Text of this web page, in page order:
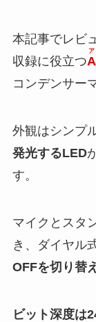
本記事でレビ
収録に役立つ
コンデンサー
外観はシンプ
発光するLED
す。
マイクとスタ
き、ダイヤル
OFFを切り替
ビット深度は